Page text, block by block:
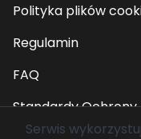
Polityka plików
Regulamin
FAQ
Standardy Ochrony
Serwis